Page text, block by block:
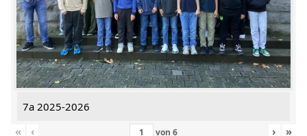
7a 2025-2026
«
‹ von 6 › »